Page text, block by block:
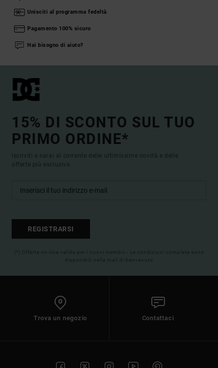
Unisciti al programma fedeltà
Pagamento 100% sicuro
Hai bisogno di aiuto?
15% DI SCONTO SUL TUO
PRIMO ORDINE*
Iscriviti e sarai al corrente delle ultimissime novità e delle
offerte più esclusive.
REGISTRARSI
(*) Offerta on-line valida per i nuovi membri - Le condizioni complete sono
disponibili nella mail di benvenuto
Trova un negozio Contattaci